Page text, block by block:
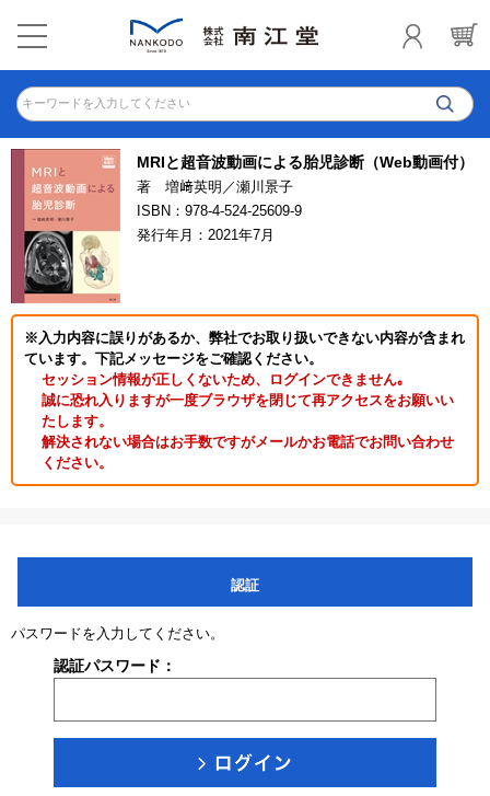
キーワードを入力してください
MRIと超音波動画による胎児診断（Web動画付）
著 増﨑英明／瀬川景子
ISBN：978-4-524-25609-9
発行年月：2021年7月
※入力内容に誤りがあるか、弊社でお取り扱いできない内容が含まれ
ています。下記メッセージをご確認ください。
セッション情報が正しくないため、ログインできません｡
誠に恐れ入りますが一度ブラウザを閉じて再アクセスをお願いい
たします。
解決されない場合はお手数ですがメールかお電話でお問い合わせ
ください。
認証
パスワードを入力してください。
認証パスワード：